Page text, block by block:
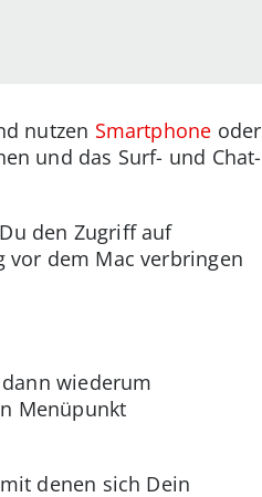
nutzen Smartphone oder
und das Surf- und Chat-
den Zugriff auf
vor dem Mac verbringen
wiederum
Menüpunkt
denen sich Dein